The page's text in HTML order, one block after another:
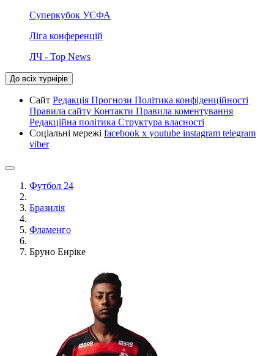
Суперкубок УЄФА
Ліга конференцій
ЛЧ - Top News
До всіх турнірів
Сайт Редакція Прогнози Політика конфіденційності
Правила сайту Контакти Правила коментування
Редакційна політика Структура власності
Соціальні мережі facebook x youtube instagram telegram
viber
Футбол 24
Бразилія
Фламенго
Бруно Енріке